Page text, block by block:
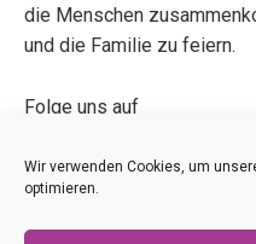
Wir verwenden Cookies, um
optimieren.
die Menschen
und die Familie zu feiern.
Folge uns auf
RSS Feed